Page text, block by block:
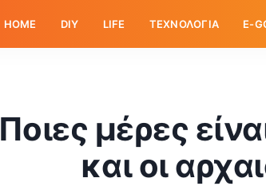
HOME DIY LIFE ΤΕΧΝΟΛΟΓΙΑ E-
Ποιες μέρες
και οι